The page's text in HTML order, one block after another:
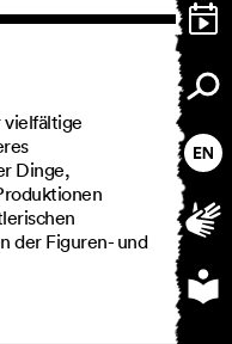
vielfältige
Dinge,
der Figuren- und